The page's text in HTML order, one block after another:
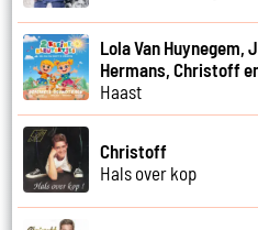
Lola Van Huynegem,
Hermans, Christoff
Haast
Christoff
Hals over kop